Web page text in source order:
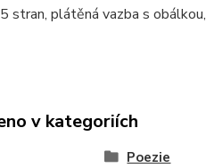
stran, plátěná vazba s obálkou,
v kategoriích
Poezie